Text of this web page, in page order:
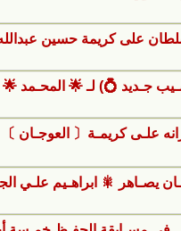
على كريمة حسين عبدالله
جـديد 💍) لـ 🌟 المحـمد 🌟
علـى كريمـة〔 العوجـان 〕
يصـاهر 🎇 ابراهـيم علـي